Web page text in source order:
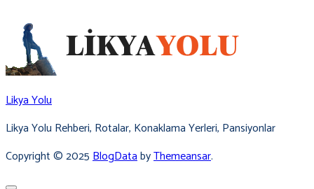
Likya Yolu
Likya Yolu Rehberi, Rotalar, Konaklama Yerleri, Pansiyonlar
Copyright © 2025BlogDatabyThemeansar.